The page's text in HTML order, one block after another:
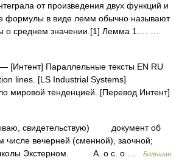
от произведения двух функций и
формулы в виде лемм обычно называют
о среднем значении.[1] Лемма 1.… …
— [Интент] Параллельные тексты EN RU
lines. [LS Industrial Systems]
мировой тенденцией. [Перевод Интент]
свидетельствую) документ об
вечерней (сменной), заочной;
школы Экстерном. А. о с. о …
Большая